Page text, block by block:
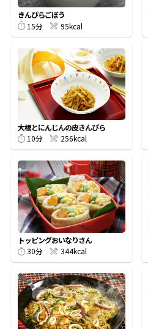
旨さ、別格。だし屋の鍋
サッと鍋®
主菜レシピ
汁物レシピ
時短レシピ
おいしいレシピを商品から探す
かつお節レシピ
めんつゆレシピ
割烹白だしレシピ
レシピ特設サイト
かつお節の削り方
かつお節・だしをもっと知る
ヤマキ かつお節プラス®
かつお節・だしを楽しむ
だしコミュ
キャンペーン一覧
企業情報
- 百年対話
- ヤマキ かつお節プラス®
採用情報
- ジョブリターン制
お問い合わせ
ヤマキお客様相談室
オンラインショップ
コミュニティサイト
Global
きんぴらごぼう
15分
95kcal
大根とにんじんの皮きんぴら
10分
256kcal
トッピングおいなりさん
30分
344kcal